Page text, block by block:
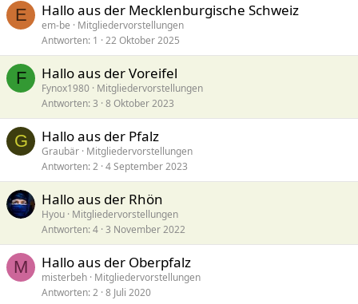
E Hallo aus der Mecklenburgische Schweiz
em-be
Mitgliedervorstellungen
Antworten 1 22 Oktober 2025
F Hallo aus der Voreifel
Fynox1980 Mitgliedervorstellungen
Antworten 3 8 Oktober 2023
G Hallo aus der Pfalz
Graubär Mitgliedervorstellungen
Antworten 2 4 September 2023
Hallo aus der Rhön
Hyou Mitgliedervorstellungen
Antworten 4 3 November 2022
M Hallo aus der Oberpfalz
misterbeh Mitgliedervorstellungen
Antworten 2 8 Juli 2020